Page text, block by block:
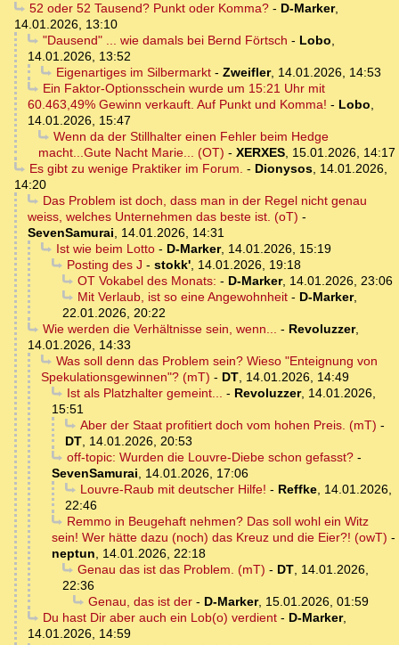
52 oder 52 Tausend? Punkt oder Komma?- D-Marker,
14.01.2026, 13:10
"Dausend" ... wie damals bei Bernd Förtsch - Lobo,
14.01.2026, 13:52
Eigenartiges im Silbermarkt- Zweifler, 14.01.2026, 14:53
Ein Faktor-Optionsschein wurde um 15:21 Uhr mit
60.463,49% Gewinn verkauft. Auf Punkt und Komma! - Lobo,
14.01.2026, 15:47
Wenn da der Stillhalter einen Fehler beim Hedge
macht...Gute Nacht Marie... (OT) - XERXES, 15.01.2026, 14:17
Es gibt zu wenige Praktiker im Forum. - Dionysos, 14.01.2026,
14:20
Das Problem ist doch, dass man in der Regel nicht genau
weiss, welches Unternehmen das beste ist. (oT) -
SevenSamurai, 14.01.2026, 14:31
Ist wie beim Lotto- D-Marker, 14.01.2026, 15:19
Posting des J - stokk', 14.01.2026, 19:18
OT Vokabel des Monats: - D-Marker, 14.01.2026, 23:06
Mit Verlaub, ist so eine Angewohnheit- D-Marker,
22.01.2026, 20:22
Wie werden die Verhältnisse sein, wenn... - Revoluzzer,
14.01.2026, 14:33
Was soll denn das Problem sein? Wieso "Enteignung von
Spekulationsgewinnen"? (mT) - DT, 14.01.2026, 14:49
Ist als Platzhalter gemeint... - Revoluzzer, 14.01.2026,
15:51
Aber der Staat profitiert doch vom hohen Preis. (mT) -
DT, 14.01.2026, 20:53
off-topic: Wurden die Louvre-Diebe schon gefasst?-
SevenSamurai, 14.01.2026, 17:06
Louvre-Raub mit deutscher Hilfe! - Reffke, 14.01.2026,
22:46
Remmo in Beugehaft nehmen? Das soll wohl ein Witz
sein! Wer hätte dazu (noch) das Kreuz und die Eier?! (owT) -
neptun, 14.01.2026, 22:18
Genau das ist das Problem. (mT) - DT, 14.01.2026,
22:36
Genau, das ist der- D-Marker, 15.01.2026, 01:59
Du hast Dir aber auch ein Lob(o) verdient- D-Marker,
14.01.2026, 14:59